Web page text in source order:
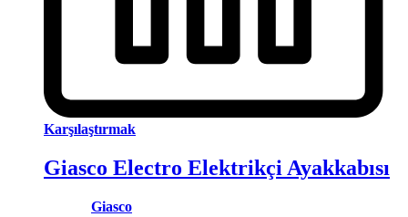
Karşılaştırmak
Giasco Electro Elektrikçi Ayakkabısı
Giasco